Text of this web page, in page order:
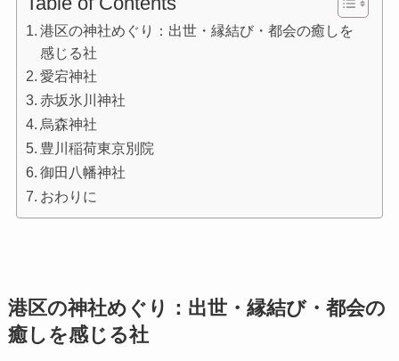
港区の神社めぐり：出世・縁結び・都会の癒しを
感じる社
愛宕神社
赤坂氷川神社
烏森神社
豊川稲荷東京別院
御田八幡神社
おわりに
港区の神社めぐり：出世・縁結び・都会の
癒しを感じる社